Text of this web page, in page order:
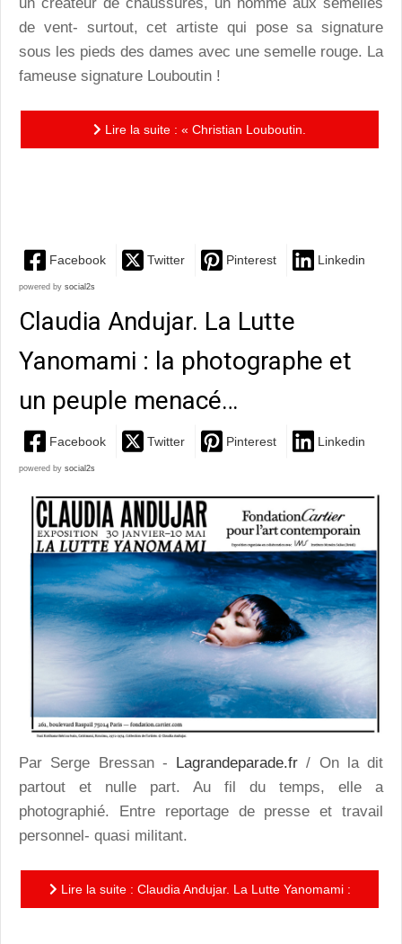
de vent- surtout, cet artiste qui pose sa signature
sous les pieds des dames avec une semelle rouge. La
fameuse signature Louboutin !
Lire la suite : « Christian Louboutin.
Facebook Twitter Pinterest Linkedin
powered by social2s
Claudia Andujar. La Lutte
Yanomami : la photographe et
un peuple menacé…
Facebook Twitter Pinterest Linkedin
powered by social2s
Par Serge Bressan - Lagrandeparade.fr/ On la dit
partout et nulle part. Au fil du temps, elle a
photographié. Entre reportage de presse et travail
personnel- quasi militant.
Lire la suite : Claudia Andujar. La Lutte Yanomami :